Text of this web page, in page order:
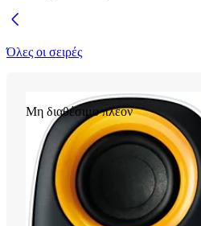
Όλες οι σειρές
Μη διαθέσιμο πλέον